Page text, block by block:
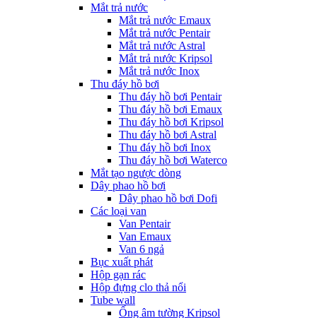
Mắt trả nước
Mắt trả nước Emaux
Mắt trả nước Pentair
Mắt trả nước Astral
Mắt trả nước Kripsol
Mắt trả nước Inox
Thu đáy hồ bơi
Thu đáy hồ bơi Pentair
Thu đáy hồ bơi Emaux
Thu đáy hồ bơi Kripsol
Thu đáy hồ bơi Astral
Thu đáy hồ bơi Inox
Thu đáy hồ bơi Waterco
Mắt tạo ngược dòng
Dây phao hồ bơi
Dây phao hồ bơi Dofi
Các loại van
Van Pentair
Van Emaux
Van 6 ngả
Bục xuất phát
Hộp gạn rác
Hộp đựng clo thả nổi
Tube wall
Ống âm tường Kripsol